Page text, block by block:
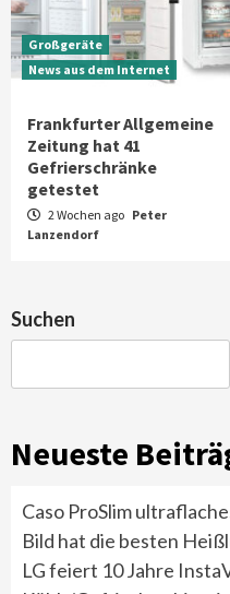
Großgeräte
News aus dem Internet
Frankfurter Allgemeine
Zeitung hat 41
Gefrierschränke
getestet
2 Wochen ago Peter
Lanzendorf
Suchen
Neueste
Caso ProSlim
Bild hat die besten
LG feiert 10 Jahre